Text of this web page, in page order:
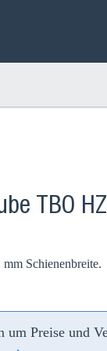
TBO
Schienenbreite.
um Preise und